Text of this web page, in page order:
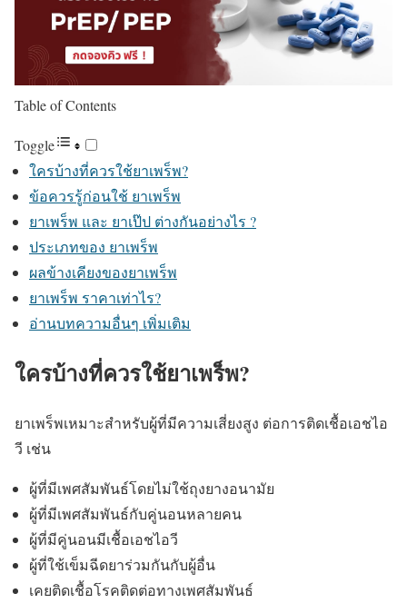
Table of Contents
Toggle
ใครบ้างที่ควรใช้ยาเพร็พ?
ข้อควรรู้ก่อนใช้ ยาเพร็พ
ยาเพร็พ และ ยาเป๊ป ต่างกันอย่างไร ?
ประเภทของ ยาเพร็พ
ผลข้างเคียงของยาเพร็พ
ยาเพร็พ ราคาเท่าไร?
อ่านบทความอื่นๆ เพิ่มเติม
ใครบ้างที่ควรใช้ยาเพร็พ?
ยาเพร็พเหมาะสำหรับผู้ที่มีความเสี่ยงสูง ต่อการติดเชื้อเอชไอ
วี เช่น
ผู้ที่มีเพศสัมพันธ์โดยไม่ใช้ถุงยางอนามัย
ผู้ที่มีเพศสัมพันธ์กับคู่นอนหลายคน
ผู้ที่มีคู่นอนมีเชื้อเอชไอวี
ผู้ที่ใช้เข็มฉีดยาร่วมกันกับผู้อื่น
เคยติดเชื้อโรคติดต่อทางเพศสัมพันธ์